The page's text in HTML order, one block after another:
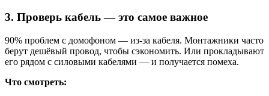
3. Проверь кабель — это самое важное
90% проблем с домофоном — из-за кабеля. Монтажники часто
берут дешёвый провод, чтобы сэкономить. Или прокладывают
его рядом с силовыми кабелями — и получается помеха.
Что смотреть: